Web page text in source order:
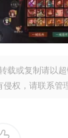
载或复制请以超
权，请联系管